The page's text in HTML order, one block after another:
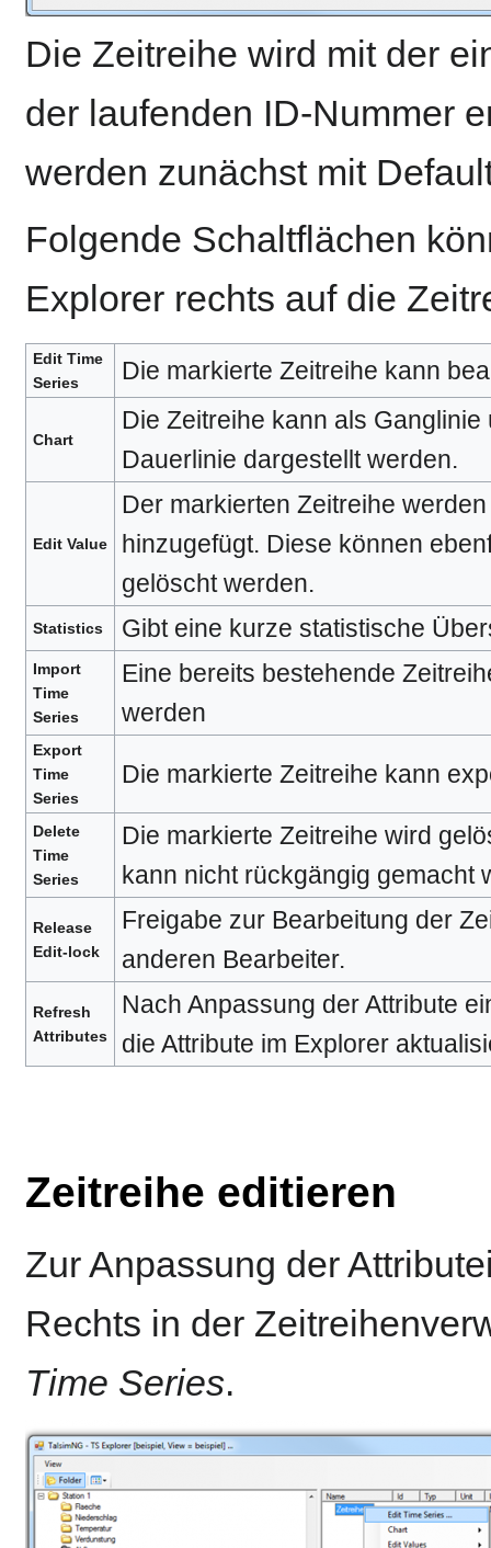
Die Zeitreihe wird mit der
der laufenden ID-Nummer
werden zunächst mit
Folgende Schaltflächen
Explorer rechts auf die
Edit Time
Series
Die markierte Zeitreihe kann
Chart
Die Zeitreihe kann als
Dauerlinie dargestellt werden.
Edit Value
Der markierten Zeitreihe
hinzugefügt. Diese können
gelöscht werden.
Statistics Gibt eine kurze statistische
Import
Time
Series
Eine bereits bestehende
werden
Export
Time
Series
Die markierte Zeitreihe kann
Delete
Time
Series
Die markierte Zeitreihe wird
kann nicht rückgängig gemacht
Release
Edit-lock
Freigabe zur Bearbeitung der
anderen Bearbeiter.
Refresh
Attributes
Nach Anpassung der Attribute
die Attribute im Explorer
Zeitreihe editieren
Zur Anpassung der
Rechts in der
Time Series.